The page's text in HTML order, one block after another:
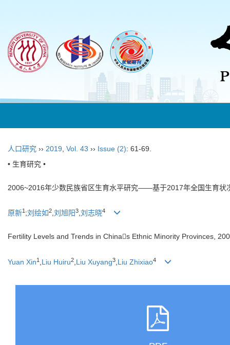
人口研究 ›› 2019 Vol. 43 ›› Issue (2): 61-69.
• 生育研究 •
2006~2016年少数民族省区生育水平研究——基于2017年全国生育状
原新1 ;刘绘如2,刘旭阳3,刘志晓4
Fertility Levels and Trends in Chinas Ethnic Minority Provinces,
Yuan Xin1 Liu Huiru2 Liu Xuyang3 Liu Zhixiao4